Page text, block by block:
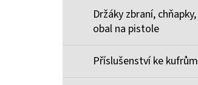
Držáky zbraní, chňapky,
obal na pistole
Příslušenství ke kufrům